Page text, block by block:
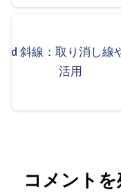
コメント